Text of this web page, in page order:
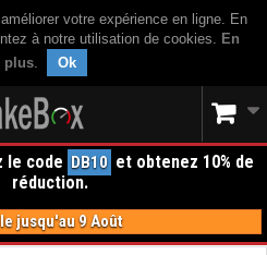
votre expérience en ligne. En
à notre utilisation de cookies. En
plus. Ok
le code DB10 et obtenez 10% de
réduction.
jusqu'au 9 Août